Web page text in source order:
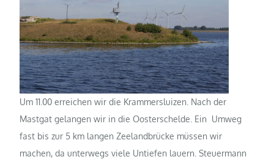
Um 11.00 erreichen wir die Krammersluizen. Nach der
Mastgat gelangen wir in die Oosterschelde. Ein Umweg
fast bis zur 5 km langen Zeelandbrücke müssen wir
machen, da unterwegs viele Untiefen lauern. Steuermann